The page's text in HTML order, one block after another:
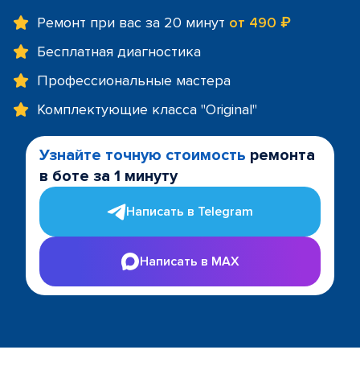
Ремонт при вас за 20 минут от 490 ₽
Бесплатная диагностика
Профессиональные мастера
Комплектующие класса "Original"
Узнайте точную стоимость ремонта
в боте за 1 минуту
Написать в Telegram
Написать в MAX